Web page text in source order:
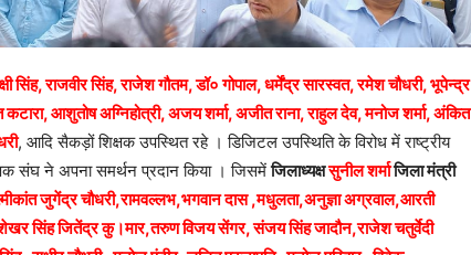
सिंह, राजवीर सिंह, राजेश गौतम, डॉ० गोपाल, धर्मेंद्र सारस्वत, रमेश चौधरी, भूपेन्द्र
कटारा, आशुतोष अग्निहोत्री, अजय शर्मा, अजीत राना, राहुल देव, मनोज शर्मा, अंकित
, आदि सैकड़ों शिक्षक उपस्थित रहे । डिजिटल उपस्थिति के विरोध में राष्ट्रीय
संघ ने अपना समर्थन प्रदान किया । जिसमेंजिलाध्यक्षसुनील शर्माजिला मंत्री
जुगेंद्र चौधरी,रामवल्लभ,भगवान दास ,मधुलता,अनुज्ञा अग्रवाल,आरती
सिंह जितेंद्र कु।मार,तरुण विजय सेंगर, संजय सिंह जादौन,राजेश चतुर्वेदी